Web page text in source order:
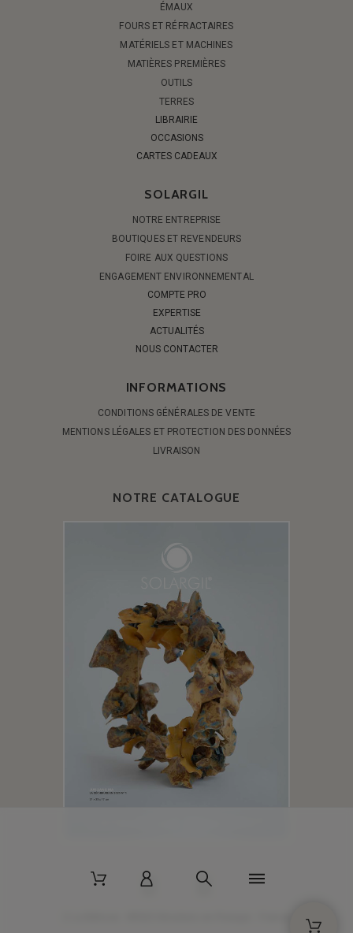
ÉMAUX
FOURS ET RÉFRACTAIRES
MATÉRIELS ET MACHINES
MATIÈRES PREMIÈRES
OUTILS
TERRES
LIBRAIRIE
OCCASIONS
CARTES CADEAUX
SOLARGIL
NOTRE ENTREPRISE
BOUTIQUES ET REVENDEURS
FOIRE AUX QUESTIONS
ENGAGEMENT ENVIRONNEMENTAL
COMPTE PRO
EXPERTISE
ACTUALITÉS
NOUS CONTACTER
INFORMATIONS
CONDITIONS GÉNÉRALES DE VENTE
MENTIONS LÉGALES ET PROTECTION DES DONNÉES
LIVRAISON
NOTRE CATALOGUE